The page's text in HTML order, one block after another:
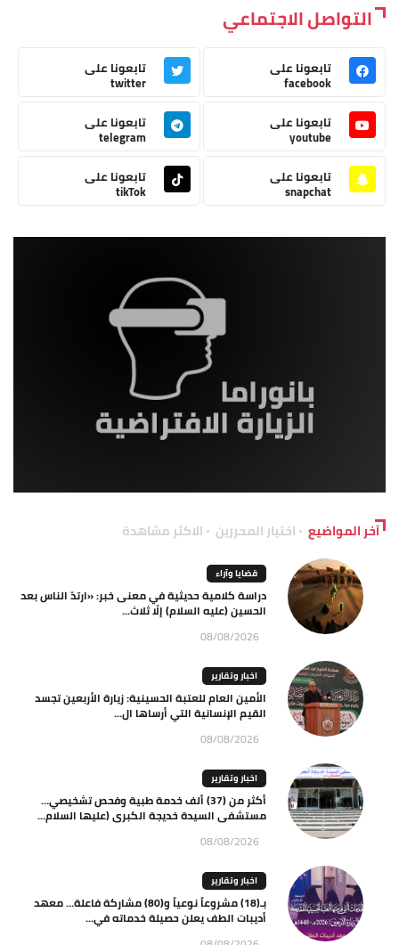
التواصل الاجتماعي
تابعونا على
facebook
تابعونا على
twitter
تابعونا على
youtube
تابعونا على
telegram
تابعونا على
snapchat
تابعونا على
tikTok
آخر المواضيع اختيار المحررين الاكثر مشاهدة
قضايا وآراء
دراسة كلامية حديثية في معنى خبر: «ارتدّ الناس بعد
الحسين (عليه السلام) إلّا ثلاث...
08/08/2026
اخبار وتقارير
الأمين العام للعتبة الحسينية: زيارة الأربعين تجسد
القيم الإنسانية التي أرساها ال...
08/08/2026
اخبار وتقارير
أكثر من (37) ألف خدمة طبية وفحص تشخيصي…
مستشفى السيدة خديجة الكبرى (عليها السلام...
08/08/2026
اخبار وتقارير
بـ(18) مشروعاً نوعياً و(80) مشاركة فاعلة… معهد
أديبات الطف يعلن حصيلة خدماته في...